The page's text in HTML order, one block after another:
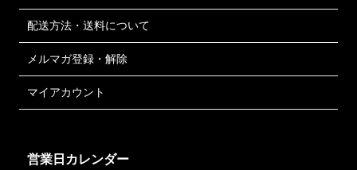
配送方法・送料について
メルマガ登録・解除
マイアカウント
営業日カレンダー